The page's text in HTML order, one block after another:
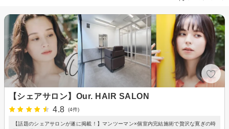
【シェアサロン】Our. HAIR SALON
4.8
(4件)
【話題のシェアサロンが遂に掲載！】マンツーマン×個室内完結施術で贅沢な寛ぎの時